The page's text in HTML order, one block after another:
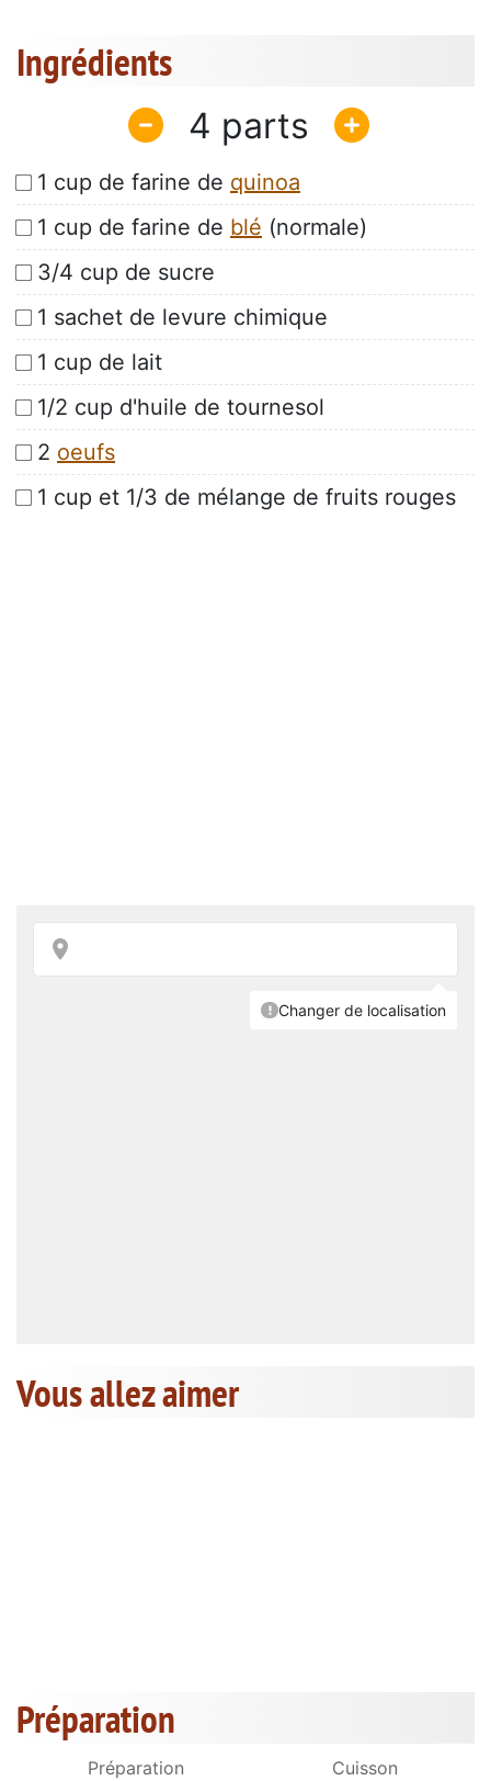
Ingrédients
4
1 cup de farine de quinoa
1 cup de farine de blé (normale)
3/4 cup de sucre
1 sachet de levure chimique
1 cup de lait
1/2 cup d'huile de tournesol
2 oeufs
1 cup et 1/3 de mélange de fruits rouges
Vous allez aimer
Préparation
Préparation Cuisson